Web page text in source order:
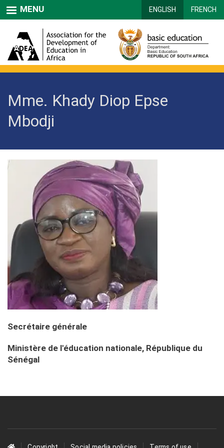
to
main
content
MENU ENGLISH FRENCH
Mme. Khady Diop Epse
Mbodji
Secrétaire générale
Ministère de l'éducation nationale, République du
Sénégal